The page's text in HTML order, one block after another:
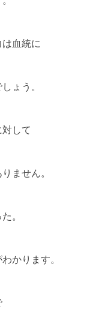
血統に
ょう。
して
ません。
。
かります。